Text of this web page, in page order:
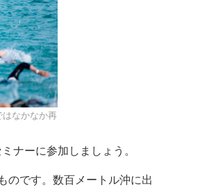
はなかなか再
ナーに参加しましょう。
のです。数百メートル沖に出